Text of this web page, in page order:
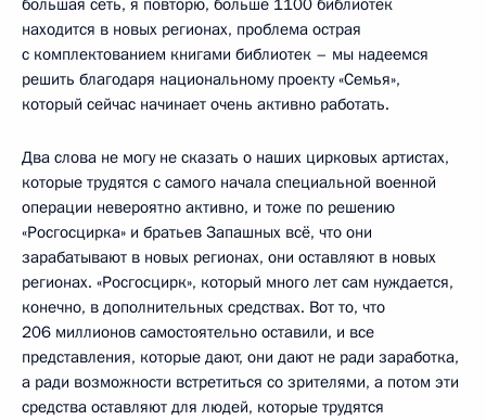
большая сеть, я повторю, больше 1100 библиотек
находится в новых регионах, проблема острая
с комплектованием книгами библиотек – мы надеемся
решить благодаря национальному проекту «Семья»,
который сейчас начинает очень активно работать.
Два слова не могу не сказать о наших цирковых артистах,
которые трудятся с самого начала специальной военной
операции невероятно активно, и тоже по решению
«Росгосцирка» и братьев Запашных всё, что они
зарабатывают в новых регионах, они оставляют в новых
регионах. «Росгосцирк», который много лет сам нуждается,
конечно, в дополнительных средствах. Вот то, что
206 миллионов самостоятельно оставили, и все
представления, которые дают, они дают не ради заработка,
а ради возможности встретиться со зрителями, а потом эти
средства оставляют для людей, которые трудятся